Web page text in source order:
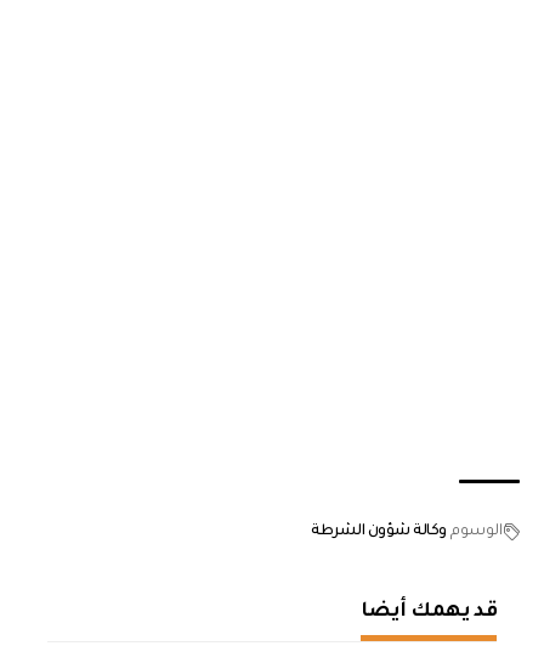
الوسوم وكالة شؤون الشرطة
قد يهمك أيضا